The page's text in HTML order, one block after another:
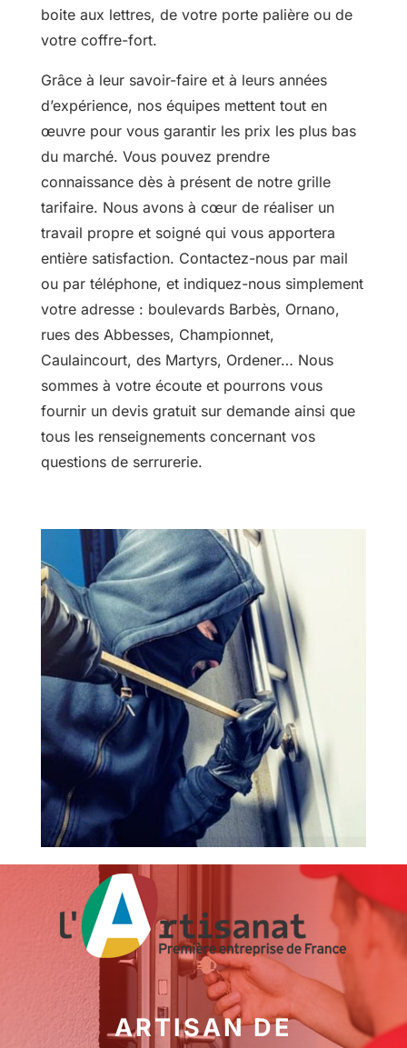
boite aux lettres, de votre porte palière ou de
votre coffre-fort.
Grâce à leur savoir-faire et à leurs années
d’expérience, nos équipes mettent tout en
œuvre pour vous garantir les prix les plus bas
du marché. Vous pouvez prendre
connaissance dès à présent de notre grille
tarifaire. Nous avons à cœur de réaliser un
travail propre et soigné qui vous apportera
entière satisfaction. Contactez-nous par mail
ou par téléphone, et indiquez-nous simplement
votre adresse : boulevards Barbès, Ornano,
rues des Abbesses, Championnet,
Caulaincourt, des Martyrs, Ordener… Nous
sommes à votre écoute et pourrons vous
fournir un devis gratuit sur demande ainsi que
tous les renseignements concernant vos
questions de serrurerie.
ARTISAN DE